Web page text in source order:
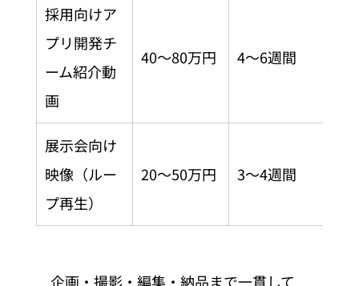
採用向けア
プリ開発チ
ーム紹介動
画
40〜80万円 4〜6週間
展示会向け
映像（ルー
プ再生）
20〜50万円 3〜4週間
企画・撮影・編集・納品まで一貫して